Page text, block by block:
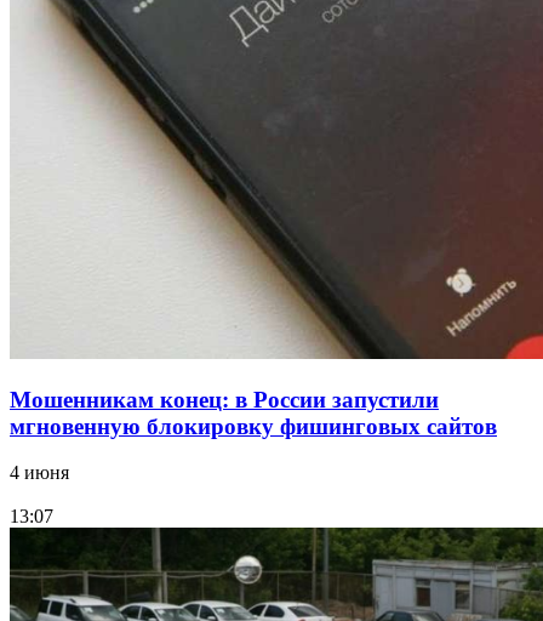
Сладкий праздник в Волгограде: в Центральном
парке прошёл фестиваль „Арбузный переполох“
Волгоградские компании нарастили экспорт:
заключены контракты на 3,6 млн долларов
Мошенникам конец: в России запустили
мгновенную блокировку фишинговых сайтов
4 июня
13:07